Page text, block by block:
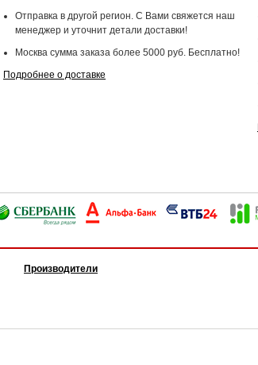
Отправка в другой регион. С Вами свяжется наш
менеджер и уточнит детали доставки!
Москва сумма заказа более 5000 руб. Бесплатно!
Подробнее о доставке
Производители